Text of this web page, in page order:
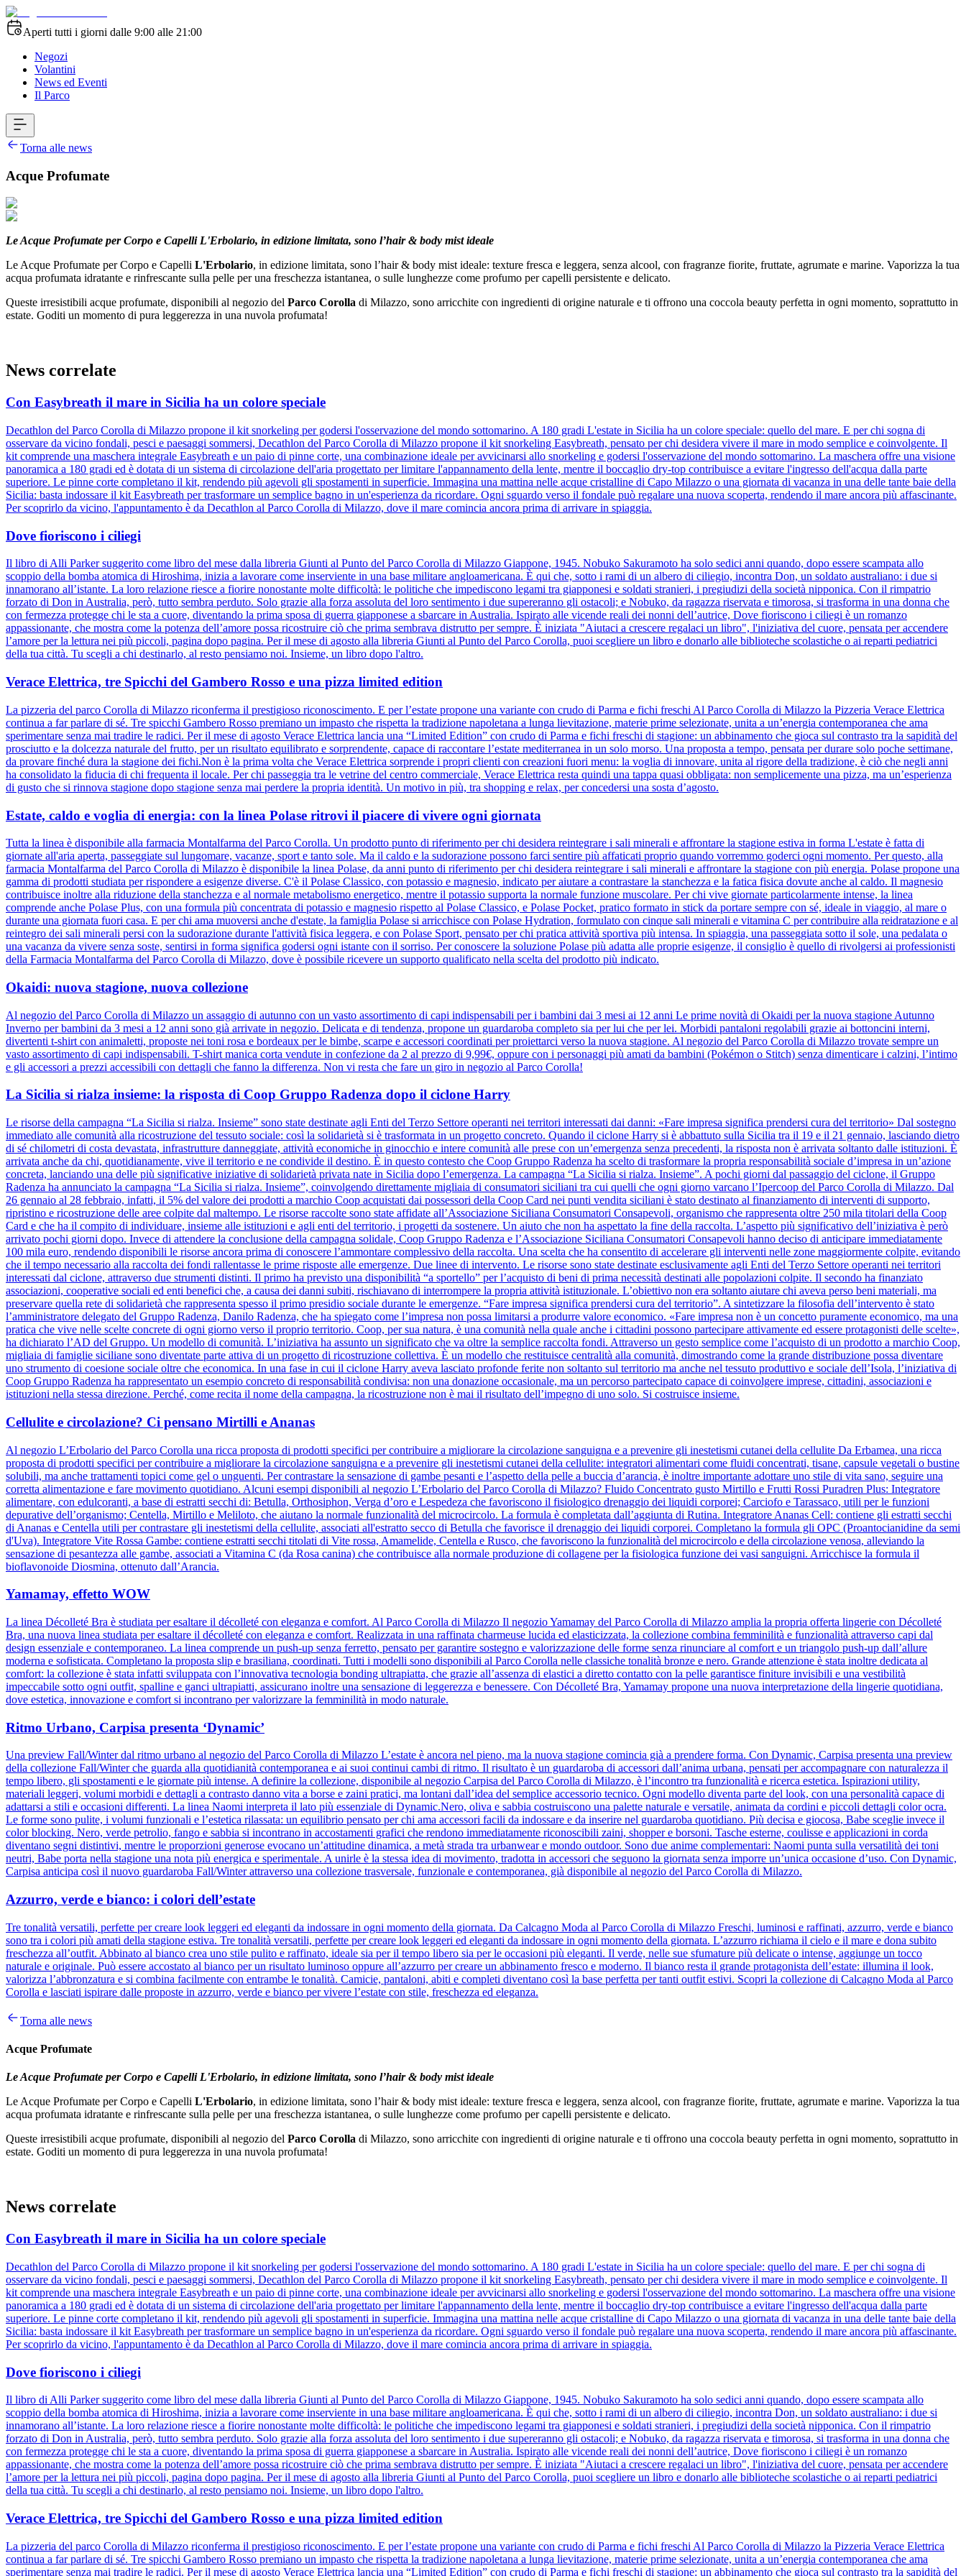
Aperti tutti i giorni dalle 9:00 alle 21:00
Negozi
Volantini
News ed Eventi
Il Parco
Torna alle news
Acque Profumate
Le Acque Profumate per Corpo e Capelli L'Erbolario, in edizione limitata, sono l’hair & body mist ideale
Le Acque Profumate per Corpo e Capelli L'Erbolario, in edizione limitata, sono l’hair & body mist ideale: texture fresca e leggera, senza alcool, con fragranze fiorite, fruttate, agrumate e marine. Vaporizza la tua
acqua profumata idratante e rinfrescante sulla pelle per una freschezza istantanea, o sulle lunghezze come profumo per capelli persistente e delicato.
Queste irresistibili acque profumate, disponibili al negozio del Parco Corolla di Milazzo, sono arricchite con ingredienti di origine naturale e ti offrono una coccola beauty perfetta in ogni momento, soprattutto in
estate. Goditi un momento di pura leggerezza in una nuvola profumata!
News correlate
Con Easybreath il mare in Sicilia ha un colore speciale
Decathlon del Parco Corolla di Milazzo propone il kit snorkeling per godersi l'osservazione del mondo sottomarino. A 180 gradi L'estate in Sicilia ha un colore speciale: quello del mare. E per chi sogna di
osservare da vicino fondali, pesci e paesaggi sommersi, Decathlon del Parco Corolla di Milazzo propone il kit snorkeling Easybreath, pensato per chi desidera vivere il mare in modo semplice e coinvolgente. Il
kit comprende una maschera integrale Easybreath e un paio di pinne corte, una combinazione ideale per avvicinarsi allo snorkeling e godersi l'osservazione del mondo sottomarino. La maschera offre una visione
panoramica a 180 gradi ed è dotata di un sistema di circolazione dell'aria progettato per limitare l'appannamento della lente, mentre il boccaglio dry-top contribuisce a evitare l'ingresso dell'acqua dalla parte
superiore. Le pinne corte completano il kit, rendendo più agevoli gli spostamenti in superficie. Immagina una mattina nelle acque cristalline di Capo Milazzo o una giornata di vacanza in una delle tante baie della
Sicilia: basta indossare il kit Easybreath per trasformare un semplice bagno in un'esperienza da ricordare. Ogni sguardo verso il fondale può regalare una nuova scoperta, rendendo il mare ancora più affascinante.
Per scoprirlo da vicino, l'appuntamento è da Decathlon al Parco Corolla di Milazzo, dove il mare comincia ancora prima di arrivare in spiaggia.
Dove fioriscono i ciliegi
Il libro di Alli Parker suggerito come libro del mese dalla libreria Giunti al Punto del Parco Corolla di Milazzo Giappone, 1945. Nobuko Sakuramoto ha solo sedici anni quando, dopo essere scampata allo
scoppio della bomba atomica di Hiroshima, inizia a lavorare come inserviente in una base militare angloamericana. È qui che, sotto i rami di un albero di ciliegio, incontra Don, un soldato australiano: i due si
innamorano all’istante. La loro relazione riesce a fiorire nonostante molte difficoltà: le politiche che impediscono legami tra giapponesi e soldati stranieri, i pregiudizi della società nipponica. Con il rimpatrio
forzato di Don in Australia, però, tutto sembra perduto. Solo grazie alla forza assoluta del loro sentimento i due supereranno gli ostacoli; e Nobuko, da ragazza riservata e timorosa, si trasforma in una donna che
con fermezza protegge chi le sta a cuore, diventando la prima sposa di guerra giapponese a sbarcare in Australia. Ispirato alle vicende reali dei nonni dell’autrice, Dove fioriscono i ciliegi è un romanzo
appassionante, che mostra come la potenza dell’amore possa ricostruire ciò che prima sembrava distrutto per sempre. È iniziata "Aiutaci a crescere regalaci un libro", l'iniziativa del cuore, pensata per accendere
l’amore per la lettura nei più piccoli, pagina dopo pagina. Per il mese di agosto alla libreria Giunti al Punto del Parco Corolla, puoi scegliere un libro e donarlo alle biblioteche scolastiche o ai reparti pediatrici
della tua città. Tu scegli a chi destinarlo, al resto pensiamo noi. Insieme, un libro dopo l'altro.
Verace Elettrica, tre Spicchi del Gambero Rosso e una pizza limited edition
La pizzeria del parco Corolla di Milazzo riconferma il prestigioso riconoscimento. E per l’estate propone una variante con crudo di Parma e fichi freschi Al Parco Corolla di Milazzo la Pizzeria Verace Elettrica
continua a far parlare di sé. Tre spicchi Gambero Rosso premiano un impasto che rispetta la tradizione napoletana a lunga lievitazione, materie prime selezionate, unita a un’energia contemporanea che ama
sperimentare senza mai tradire le radici. Per il mese di agosto Verace Elettrica lancia una “Limited Edition” con crudo di Parma e fichi freschi di stagione: un abbinamento che gioca sul contrasto tra la sapidità del
prosciutto e la dolcezza naturale del frutto, per un risultato equilibrato e sorprendente, capace di raccontare l’estate mediterranea in un solo morso. Una proposta a tempo, pensata per durare solo poche settimane,
da provare finché dura la stagione dei fichi.Non è la prima volta che Verace Elettrica sorprende i propri clienti con creazioni fuori menu: la voglia di innovare, unita al rigore della tradizione, è ciò che negli anni
ha consolidato la fiducia di chi frequenta il locale. Per chi passeggia tra le vetrine del centro commerciale, Verace Elettrica resta quindi una tappa quasi obbligata: non semplicemente una pizza, ma un’esperienza
di gusto che si rinnova stagione dopo stagione senza mai perdere la propria identità. Un motivo in più, tra shopping e relax, per concedersi una sosta d’agosto.
Estate, caldo e voglia di energia: con la linea Polase ritrovi il piacere di vivere ogni giornata
Tutta la linea è disponibile alla farmacia Montalfarma del Parco Corolla. Un prodotto punto di riferimento per chi desidera reintegrare i sali minerali e affrontare la stagione estiva in forma L'estate è fatta di
giornate all'aria aperta, passeggiate sul lungomare, vacanze, sport e tanto sole. Ma il caldo e la sudorazione possono farci sentire più affaticati proprio quando vorremmo goderci ogni momento. Per questo, alla
farmacia Montalfarma del Parco Corolla di Milazzo è disponibile la linea Polase, da anni punto di riferimento per chi desidera reintegrare i sali minerali e affrontare la stagione con più energia. Polase propone una
gamma di prodotti studiata per rispondere a esigenze diverse. C'è il Polase Classico, con potassio e magnesio, indicato per aiutare a contrastare la stanchezza e la fatica fisica dovute anche al caldo. Il magnesio
contribuisce inoltre alla riduzione della stanchezza e al normale metabolismo energetico, mentre il potassio supporta la normale funzione muscolare. Per chi vive giornate particolarmente intense, la linea
comprende anche Polase Plus, con una formula più concentrata di potassio e magnesio rispetto al Polase Classico, e Polase Pocket, pratico formato in stick da portare sempre con sé, ideale in viaggio, al mare o
durante una giornata fuori casa. E per chi ama muoversi anche d'estate, la famiglia Polase si arricchisce con Polase Hydration, formulato con cinque sali minerali e vitamina C per contribuire alla reidratazione e al
reintegro dei sali minerali persi con la sudorazione durante l'attività fisica leggera, e con Polase Sport, pensato per chi pratica attività sportiva più intensa. In spiaggia, una passeggiata sotto il sole, una pedalata o
una vacanza da vivere senza soste, sentirsi in forma significa godersi ogni istante con il sorriso. Per conoscere la soluzione Polase più adatta alle proprie esigenze, il consiglio è quello di rivolgersi ai professionisti
della Farmacia Montalfarma del Parco Corolla di Milazzo, dove è possibile ricevere un supporto qualificato nella scelta del prodotto più indicato.
Okaidi: nuova stagione, nuova collezione
Al negozio del Parco Corolla di Milazzo un assaggio di autunno con un vasto assortimento di capi indispensabili per i bambini dai 3 mesi ai 12 anni Le prime novità di Okaidi per la nuova stagione Autunno
Inverno per bambini da 3 mesi a 12 anni sono già arrivate in negozio. Delicata e di tendenza, propone un guardaroba completo sia per lui che per lei. Morbidi pantaloni regolabili grazie ai bottoncini interni,
divertenti t-shirt con animaletti, proposte nei toni rosa e bordeaux per le bimbe, scarpe e accessori coordinati per proiettarci verso la nuova stagione. Al negozio del Parco Corolla di Milazzo trovate sempre un
vasto assortimento di capi indispensabili. T-shirt manica corta vendute in confezione da 2 al prezzo di 9,99€, oppure con i personaggi più amati da bambini (Pokémon o Stitch) senza dimenticare i calzini, l’intimo
e gli accessori a prezzi accessibili con dettagli che fanno la differenza. Non vi resta che fare un giro in negozio al Parco Corolla!
La Sicilia si rialza insieme: la risposta di Coop Gruppo Radenza dopo il ciclone Harry
Le risorse della campagna “La Sicilia si rialza. Insieme” sono state destinate agli Enti del Terzo Settore operanti nei territori interessati dai danni: «Fare impresa significa prendersi cura del territorio» Dal sostegno
immediato alle comunità alla ricostruzione del tessuto sociale: così la solidarietà si è trasformata in un progetto concreto. Quando il ciclone Harry si è abbattuto sulla Sicilia tra il 19 e il 21 gennaio, lasciando dietro
di sé chilometri di costa devastata, infrastrutture danneggiate, attività economiche in ginocchio e intere comunità alle prese con un’emergenza senza precedenti, la risposta non è arrivata soltanto dalle istituzioni. È
arrivata anche da chi, quotidianamente, vive il territorio e ne condivide il destino. È in questo contesto che Coop Gruppo Radenza ha scelto di trasformare la propria responsabilità sociale d’impresa in un’azione
concreta, lanciando una delle più significative iniziative di solidarietà privata nate in Sicilia dopo l’emergenza. La campagna “La Sicilia si rialza. Insieme”. A pochi giorni dal passaggio del ciclone, il Gruppo
Radenza ha annunciato la campagna “La Sicilia si rialza. Insieme”, coinvolgendo direttamente migliaia di consumatori siciliani tra cui quelli che ogni giorno varcano l’Ipercoop del Parco Corolla di Milazzo. Dal
26 gennaio al 28 febbraio, infatti, il 5% del valore dei prodotti a marchio Coop acquistati dai possessori della Coop Card nei punti vendita siciliani è stato destinato al finanziamento di interventi di supporto,
ripristino e ricostruzione delle aree colpite dal maltempo. Le risorse raccolte sono state affidate all’Associazione Siciliana Consumatori Consapevoli, organismo che rappresenta oltre 250 mila titolari della Coop
Card e che ha il compito di individuare, insieme alle istituzioni e agli enti del territorio, i progetti da sostenere. Un aiuto che non ha aspettato la fine della raccolta. L’aspetto più significativo dell’iniziativa è però
arrivato pochi giorni dopo. Invece di attendere la conclusione della campagna solidale, Coop Gruppo Radenza e l’Associazione Siciliana Consumatori Consapevoli hanno deciso di anticipare immediatamente
100 mila euro, rendendo disponibili le risorse ancora prima di conoscere l’ammontare complessivo della raccolta. Una scelta che ha consentito di accelerare gli interventi nelle zone maggiormente colpite, evitando
che il tempo necessario alla raccolta dei fondi rallentasse le prime risposte alle emergenze. Due linee di intervento. Le risorse sono state destinate esclusivamente agli Enti del Terzo Settore operanti nei territori
interessati dal ciclone, attraverso due strumenti distinti. Il primo ha previsto una disponibilità “a sportello” per l’acquisto di beni di prima necessità destinati alle popolazioni colpite. Il secondo ha finanziato
associazioni, cooperative sociali ed enti benefici che, a causa dei danni subiti, rischiavano di interrompere la propria attività istituzionale. L’obiettivo non era soltanto aiutare chi aveva perso beni materiali, ma
preservare quella rete di solidarietà che rappresenta spesso il primo presidio sociale durante le emergenze. “Fare impresa significa prendersi cura del territorio”. A sintetizzare la filosofia dell’intervento è stato
l’amministratore delegato del Gruppo Radenza, Danilo Radenza, che ha spiegato come l’impresa non possa limitarsi a produrre valore economico. «Fare impresa non è un concetto puramente economico, ma una
pratica che vive nelle scelte concrete di ogni giorno verso il proprio territorio. Coop, per sua natura, è una comunità nella quale anche i cittadini possono partecipare attivamente ed essere protagonisti delle scelte»,
ha dichiarato l’AD del Gruppo. Un modello di comunità. L’iniziativa ha assunto un significato che va oltre la semplice raccolta fondi. Attraverso un gesto semplice come l’acquisto di un prodotto a marchio Coop,
migliaia di famiglie siciliane sono diventate parte attiva di un progetto di ricostruzione collettiva. È un modello che restituisce centralità alla comunità, dimostrando come la grande distribuzione possa diventare
uno strumento di coesione sociale oltre che economica. In una fase in cui il ciclone Harry aveva lasciato profonde ferite non soltanto sul territorio ma anche nel tessuto produttivo e sociale dell’Isola, l’iniziativa di
Coop Gruppo Radenza ha rappresentato un esempio concreto di responsabilità condivisa: non una donazione occasionale, ma un percorso partecipato capace di coinvolgere imprese, cittadini, associazioni e
istituzioni nella stessa direzione. Perché, come recita il nome della campagna, la ricostruzione non è mai il risultato dell’impegno di uno solo. Si costruisce insieme.
Cellulite e circolazione? Ci pensano Mirtilli e Ananas
Al negozio L’Erbolario del Parco Corolla una ricca proposta di prodotti specifici per contribuire a migliorare la circolazione sanguigna e a prevenire gli inestetismi cutanei della cellulite Da Erbamea, una ricca
proposta di prodotti specifici per contribuire a migliorare la circolazione sanguigna e a prevenire gli inestetismi cutanei della cellulite: integratori alimentari come fluidi concentrati, tisane, capsule vegetali o bustine
solubili, ma anche trattamenti topici come gel o unguenti. Per contrastare la sensazione di gambe pesanti e l’aspetto della pelle a buccia d’arancia, è inoltre importante adottare uno stile di vita sano, seguire una
corretta alimentazione e fare movimento quotidiano. Alcuni esempi disponibili al negozio L’Erbolario del Parco Corolla di Milazzo? Fluido Concentrato gusto Mirtillo e Frutti Rossi Puradren Plus: Integratore
alimentare, con edulcoranti, a base di estratti secchi di: Betulla, Orthosiphon, Verga d’oro e Lespedeza che favoriscono il fisiologico drenaggio dei liquidi corporei; Carciofo e Tarassaco, utili per le funzioni
depurative dell’organismo; Centella, Mirtillo e Meliloto, che aiutano la normale funzionalità del microcircolo. La formula è completata dall’aggiunta di Rutina. Integratore Ananas Cell: contiene gli estratti secchi
di Ananas e Centella utili per contrastare gli inestetismi della cellulite, associati all'estratto secco di Betulla che favorisce il drenaggio dei liquidi corporei. Completano la formula gli OPC (Proantocianidine da semi
d'Uva). Integratore Vite Rossa Gambe: contiene estratti secchi titolati di Vite rossa, Amamelide, Centella e Rusco, che favoriscono la funzionalità del microcircolo e della circolazione venosa, alleviando la
sensazione di pesantezza alle gambe, associati a Vitamina C (da Rosa canina) che contribuisce alla normale produzione di collagene per la fisiologica funzione dei vasi sanguigni. Arricchisce la formula il
bioflavonoide Diosmina, ottenuto dall’Arancia.
Yamamay, effetto WOW
La linea Décolleté Bra è studiata per esaltare il décolleté con eleganza e comfort. Al Parco Corolla di Milazzo Il negozio Yamamay del Parco Corolla di Milazzo amplia la propria offerta lingerie con Décolleté
Bra, una nuova linea studiata per esaltare il décolleté con eleganza e comfort. Realizzata in una raffinata charmeuse lucida ed elasticizzata, la collezione combina femminilità e funzionalità attraverso capi dal
design essenziale e contemporaneo. La linea comprende un push-up senza ferretto, pensato per garantire sostegno e valorizzazione delle forme senza rinunciare al comfort e un triangolo push-up dall’allure
moderna e sofisticata. Completano la proposta slip e brasiliana, coordinati. Tutti i modelli sono disponibili al Parco Corolla nelle classiche tonalità bronze e nero. Grande attenzione è stata inoltre dedicata al
comfort: la collezione è stata infatti sviluppata con l’innovativa tecnologia bonding ultrapiatta, che grazie all’assenza di elastici a diretto contatto con la pelle garantisce finiture invisibili e una vestibilità
impeccabile sotto ogni outfit, spalline e ganci ultrapiatti, assicurano inoltre una sensazione di leggerezza e benessere. Con Décolleté Bra, Yamamay propone una nuova interpretazione della lingerie quotidiana,
dove estetica, innovazione e comfort si incontrano per valorizzare la femminilità in modo naturale.
Ritmo Urbano, Carpisa presenta ‘Dynamic’
Una preview Fall/Winter dal ritmo urbano al negozio del Parco Corolla di Milazzo L’estate è ancora nel pieno, ma la nuova stagione comincia già a prendere forma. Con Dynamic, Carpisa presenta una preview
della collezione Fall/Winter che guarda alla quotidianità contemporanea e ai suoi continui cambi di ritmo. Il risultato è un guardaroba di accessori dall’anima urbana, pensati per accompagnare con naturalezza il
tempo libero, gli spostamenti e le giornate più intense. A definire la collezione, disponibile al negozio Carpisa del Parco Corolla di Milazzo, è l’incontro tra funzionalità e ricerca estetica. Ispirazioni utility,
materiali leggeri, volumi morbidi e dettagli a contrasto danno vita a borse e zaini pratici, ma lontani dall’idea del semplice accessorio tecnico. Ogni modello diventa parte del look, con una personalità capace di
adattarsi a stili e occasioni differenti. La linea Naomi interpreta il lato più essenziale di Dynamic.Nero, oliva e sabbia costruiscono una palette naturale e versatile, animata da cordini e piccoli dettagli color ocra.
Le forme sono pulite, i volumi funzionali e l’estetica rilassata: un equilibrio pensato per chi ama accessori facili da indossare e da inserire nel guardaroba quotidiano. Più decisa e giocosa, Babe sceglie invece il
color blocking. Nero, verde petrolio, fango e sabbia si incontrano in accostamenti grafici che rendono immediatamente riconoscibili zaini, shopper e borsoni. Tasche esterne, coulisse e applicazioni in corda
diventano segni distintivi, mentre le proporzioni generose evocano un’attitudine dinamica, a metà strada tra urbanwear e mondo outdoor. Sono due anime complementari: Naomi punta sulla versatilità dei toni
neutri, Babe porta nella stagione una nota più energica e sperimentale. A unirle è la stessa idea di movimento, tradotta in accessori che seguono la giornata senza imporre un’unica occasione d’uso. Con Dynamic,
Carpisa anticipa così il nuovo guardaroba Fall/Winter attraverso una collezione trasversale, funzionale e contemporanea, già disponibile al negozio del Parco Corolla di Milazzo.
Azzurro, verde e bianco: i colori dell’estate
Tre tonalità versatili, perfette per creare look leggeri ed eleganti da indossare in ogni momento della giornata. Da Calcagno Moda al Parco Corolla di Milazzo Freschi, luminosi e raffinati, azzurro, verde e bianco
sono tra i colori più amati della stagione estiva. Tre tonalità versatili, perfette per creare look leggeri ed eleganti da indossare in ogni momento della giornata. L’azzurro richiama il cielo e il mare e dona subito
freschezza all’outfit. Abbinato al bianco crea uno stile pulito e raffinato, ideale sia per il tempo libero sia per le occasioni più eleganti. Il verde, nelle sue sfumature più delicate o intense, aggiunge un tocco
naturale e originale. Può essere accostato al bianco per un risultato luminoso oppure all’azzurro per creare un abbinamento fresco e moderno. Il bianco resta il grande protagonista dell’estate: illumina il look,
valorizza l’abbronzatura e si combina facilmente con entrambe le tonalità. Camicie, pantaloni, abiti e completi diventano così la base perfetta per tanti outfit estivi. Scopri la collezione di Calcagno Moda al Parco
Corolla e lasciati ispirare dalle proposte in azzurro, verde e bianco per vivere l’estate con stile, freschezza ed eleganza.
Torna alle news
Acque Profumate
Le Acque Profumate per Corpo e Capelli L'Erbolario, in edizione limitata, sono l’hair & body mist ideale
Le Acque Profumate per Corpo e Capelli L'Erbolario, in edizione limitata, sono l’hair & body mist ideale: texture fresca e leggera, senza alcool, con fragranze fiorite, fruttate, agrumate e marine. Vaporizza la tua
acqua profumata idratante e rinfrescante sulla pelle per una freschezza istantanea, o sulle lunghezze come profumo per capelli persistente e delicato.
Queste irresistibili acque profumate, disponibili al negozio del Parco Corolla di Milazzo, sono arricchite con ingredienti di origine naturale e ti offrono una coccola beauty perfetta in ogni momento, soprattutto in
estate. Goditi un momento di pura leggerezza in una nuvola profumata!
News correlate
Con Easybreath il mare in Sicilia ha un colore speciale
Decathlon del Parco Corolla di Milazzo propone il kit snorkeling per godersi l'osservazione del mondo sottomarino. A 180 gradi L'estate in Sicilia ha un colore speciale: quello del mare. E per chi sogna di
osservare da vicino fondali, pesci e paesaggi sommersi, Decathlon del Parco Corolla di Milazzo propone il kit snorkeling Easybreath, pensato per chi desidera vivere il mare in modo semplice e coinvolgente. Il
kit comprende una maschera integrale Easybreath e un paio di pinne corte, una combinazione ideale per avvicinarsi allo snorkeling e godersi l'osservazione del mondo sottomarino. La maschera offre una visione
panoramica a 180 gradi ed è dotata di un sistema di circolazione dell'aria progettato per limitare l'appannamento della lente, mentre il boccaglio dry-top contribuisce a evitare l'ingresso dell'acqua dalla parte
superiore. Le pinne corte completano il kit, rendendo più agevoli gli spostamenti in superficie. Immagina una mattina nelle acque cristalline di Capo Milazzo o una giornata di vacanza in una delle tante baie della
Sicilia: basta indossare il kit Easybreath per trasformare un semplice bagno in un'esperienza da ricordare. Ogni sguardo verso il fondale può regalare una nuova scoperta, rendendo il mare ancora più affascinante.
Per scoprirlo da vicino, l'appuntamento è da Decathlon al Parco Corolla di Milazzo, dove il mare comincia ancora prima di arrivare in spiaggia.
Dove fioriscono i ciliegi
Il libro di Alli Parker suggerito come libro del mese dalla libreria Giunti al Punto del Parco Corolla di Milazzo Giappone, 1945. Nobuko Sakuramoto ha solo sedici anni quando, dopo essere scampata allo
scoppio della bomba atomica di Hiroshima, inizia a lavorare come inserviente in una base militare angloamericana. È qui che, sotto i rami di un albero di ciliegio, incontra Don, un soldato australiano: i due si
innamorano all’istante. La loro relazione riesce a fiorire nonostante molte difficoltà: le politiche che impediscono legami tra giapponesi e soldati stranieri, i pregiudizi della società nipponica. Con il rimpatrio
forzato di Don in Australia, però, tutto sembra perduto. Solo grazie alla forza assoluta del loro sentimento i due supereranno gli ostacoli; e Nobuko, da ragazza riservata e timorosa, si trasforma in una donna che
con fermezza protegge chi le sta a cuore, diventando la prima sposa di guerra giapponese a sbarcare in Australia. Ispirato alle vicende reali dei nonni dell’autrice, Dove fioriscono i ciliegi è un romanzo
appassionante, che mostra come la potenza dell’amore possa ricostruire ciò che prima sembrava distrutto per sempre. È iniziata "Aiutaci a crescere regalaci un libro", l'iniziativa del cuore, pensata per accendere
l’amore per la lettura nei più piccoli, pagina dopo pagina. Per il mese di agosto alla libreria Giunti al Punto del Parco Corolla, puoi scegliere un libro e donarlo alle biblioteche scolastiche o ai reparti pediatrici
della tua città. Tu scegli a chi destinarlo, al resto pensiamo noi. Insieme, un libro dopo l'altro.
Verace Elettrica, tre Spicchi del Gambero Rosso e una pizza limited edition
La pizzeria del parco Corolla di Milazzo riconferma il prestigioso riconoscimento. E per l’estate propone una variante con crudo di Parma e fichi freschi Al Parco Corolla di Milazzo la Pizzeria Verace Elettrica
continua a far parlare di sé. Tre spicchi Gambero Rosso premiano un impasto che rispetta la tradizione napoletana a lunga lievitazione, materie prime selezionate, unita a un’energia contemporanea che ama
sperimentare senza mai tradire le radici. Per il mese di agosto Verace Elettrica lancia una “Limited Edition” con crudo di Parma e fichi freschi di stagione: un abbinamento che gioca sul contrasto tra la sapidità del